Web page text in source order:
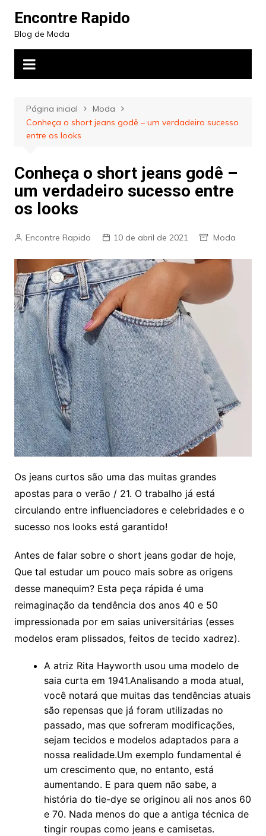
para
conteúdo
Encontre Rapido
Blog de Moda
Página inicial
Moda
Conheça o short jeans godê – um verdadeiro sucesso
entre os looks
Conheça o short jeans godê –
um verdadeiro sucesso entre
os looks
Encontre Rapido 10 de abril de 2021 Moda
Os jeans curtos são uma das muitas grandes
apostas para o verão / 21. O trabalho já está
circulando entre influenciadores e celebridades e o
sucesso nos looks está garantido!
Antes de falar sobre o short jeans godar de hoje,
Que tal estudar um pouco mais sobre as origens
desse manequim? Esta peça rápida é uma
reimaginação da tendência dos anos 40 e 50
impressionada por em saias universitárias (esses
modelos eram plissados, feitos de tecido xadrez).
A atriz Rita Hayworth usou uma modelo de
saia curta em 1941.Analisando a moda atual,
você notará que muitas das tendências atuais
são repensas que já foram utilizadas no
passado, mas que sofreram modificações,
sejam tecidos e modelos adaptados para a
nossa realidade.Um exemplo fundamental é
um crescimento que, no entanto, está
aumentando. E para quem não sabe, a
história do tie-dye se originou ali nos anos 60
e 70. Nada menos do que a antiga técnica de
tingir roupas como jeans e camisetas.